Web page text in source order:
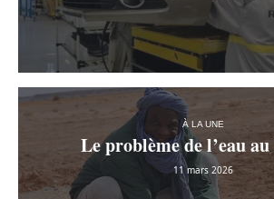
À LA UNE
Le problème de l’eau
11 mars 2026